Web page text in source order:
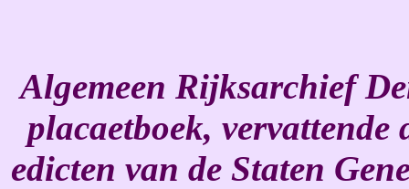
Algemeen Rijksarchief
placaetboek,
edicten van de Staten